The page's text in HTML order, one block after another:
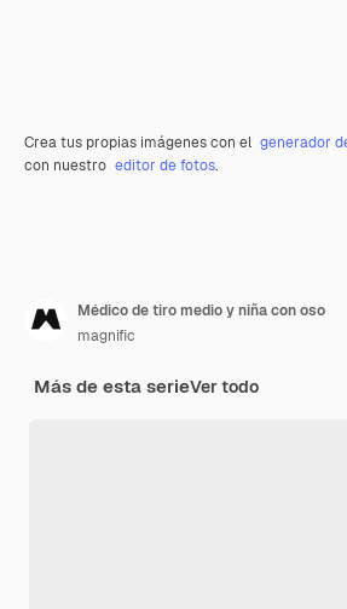
Crea tus propias imágenes con el generador
con nuestro editor de fotos.
Médico de tiro medio y niña con oso
magnific
Más de esta serieVer todo